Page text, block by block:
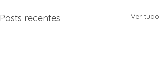
Posts recentes Ver tudo